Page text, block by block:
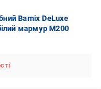
Bamix DeLuxe
мармур M200